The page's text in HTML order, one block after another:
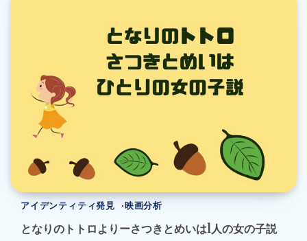
アイデンティティ発見 映画分析
となりのトトロよりーさつきとめいは1人の女の子説